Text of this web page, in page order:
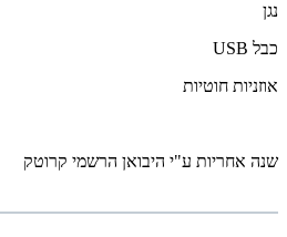
נגן
כבל USB
אוזניות חוטיות
שנה אחריות ע"י היבואן הרשמי קרוטק